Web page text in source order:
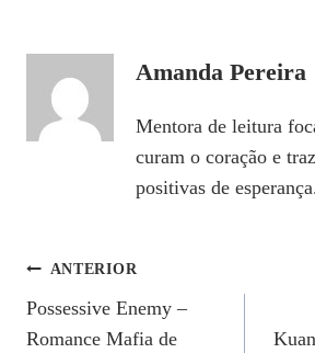
Amanda Pereira
Mentora de leitura
curam o coração e
positivas de
Navegação
De
ANTERIOR
Possessive Enemy –
Romance Mafia de